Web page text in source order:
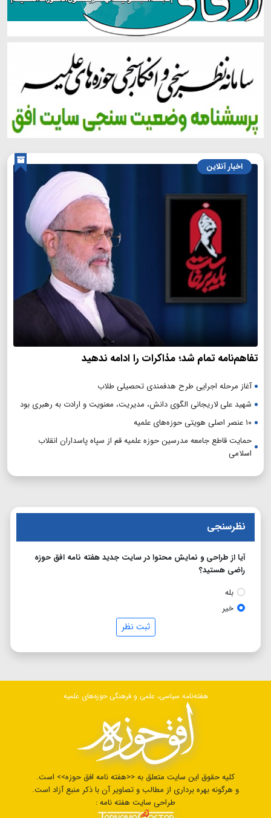
اخبار آنلاین
تفاهم‌نامه تمام شد؛ مذاکرات را ادامه ندهید
آغاز مرحله اجرایی طرح هدفمندی تحصیلی طلاب
شهید علی لاریجانی الگوی دانش، مدیریت، معنویت و ارادت به رهبری بود
۱۰ عنصر اصلی هویتی حوزه‌های علمیه
حمایت قاطع جامعه مدرسین حوزه علمیه قم از سپاه پاسداران انقلاب
اسلامی
نظرسنجی
آیا از طراحی و نمایش محتوا در سایت جدید هفته نامه افق حوزه
راضی هستید؟
بله
خیر
ثبت نظر
هفته‌نامه سیاسی، علمی و فرهنگی حوزه‌های علمیه
کلیه حقوق این سایت متعلق به <<هفته نامه افق حوزه>> است.
و هرگونه بهره برداری از مطالب و تصاویر آن با ذکر منبع آزاد است.
طراحی سایت هفته نامه :